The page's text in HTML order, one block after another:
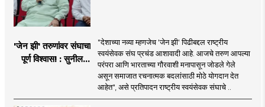
'जेन झी' तरुणांवर संघाचा
पूर्ण विश्वास! : सुनील
"देशाच्या नव्या म्हणजेच 'जेन झी' पिढीबद्दल राष्ट्रीय
स्वयंसेवक संघ प्रचंड आशावादी आहे. आजचे तरुण आपल्या
परंपरा आणि भारताच्या गौरवाशी मनापासून जोडले गेले
असून समाजात रचनात्मक बदलांसाठी मोठे योगदान देत
आहेत", असे प्रतिपादन राष्ट्रीय स्वयंसेवक संघाचे ..